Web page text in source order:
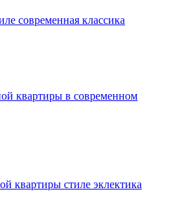
современная классика
квартиры в современном
квартиры стиле эклектика